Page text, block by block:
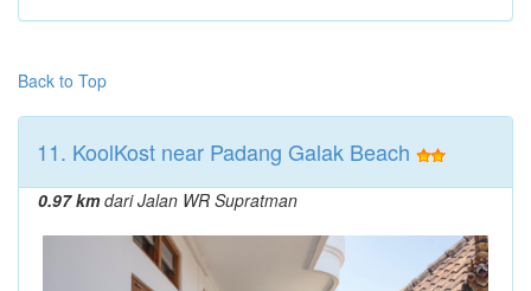
Back to Top
11. KoolKost near Padang Galak Beach
0.97 kmdari Jalan WR Supratman